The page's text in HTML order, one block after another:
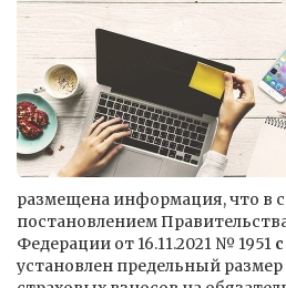
размещена информация, что в
постановлением
Федерации от 16.11.2021 № 1951
установлен предельный